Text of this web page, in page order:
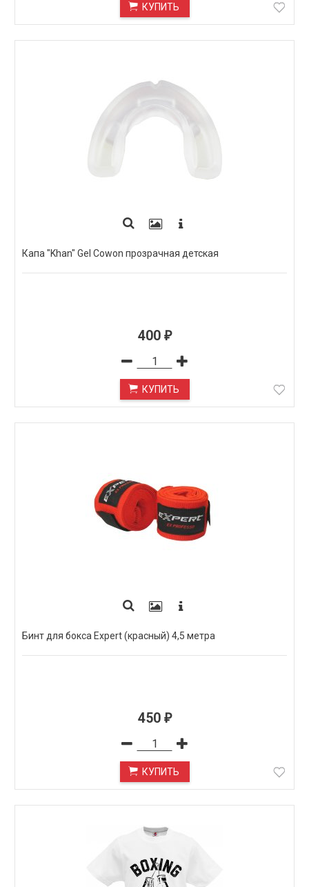
КУПИТЬ
Капа "Khan" Gel Cowon прозрачная детская
400 ₽
КУПИТЬ
Бинт для бокса Expert (красный) 4,5 метра
450 ₽
КУПИТЬ